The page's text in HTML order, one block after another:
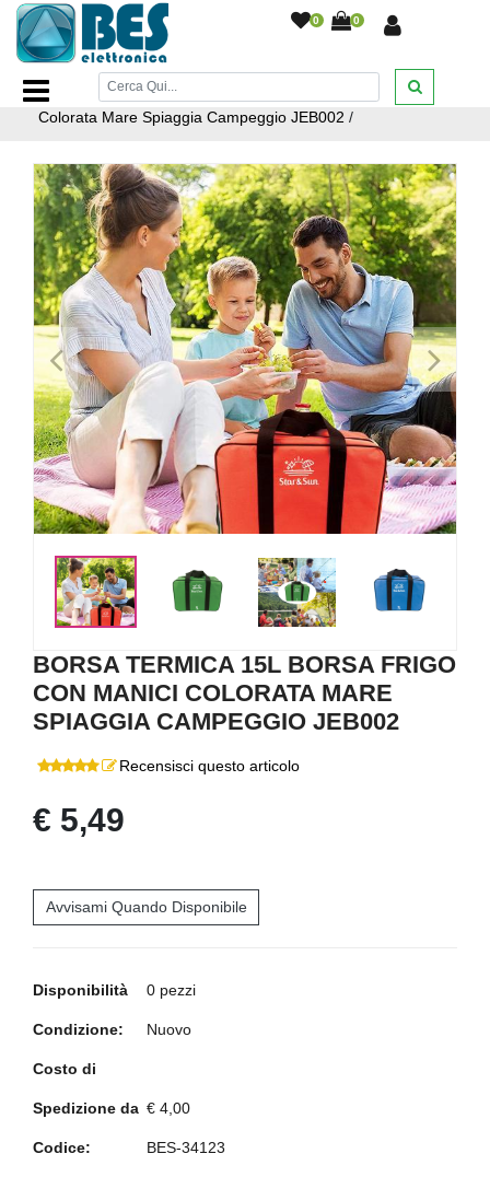
0 0
Home Page/SPORT E ARTICOLI DA VIAGGIO
Articoli da
viaggio
Borsa Termica 15L Borsa Frigo Con Manici
Colorata Mare Spiaggia Campeggio JEB002 /
< >
BORSA TERMICA 15L BORSA FRIGO
CON MANICI COLORATA MARE
SPIAGGIA CAMPEGGIO JEB002
Recensisci questo articolo
€ 5,49
Avvisami Quando Disponibile
Disponibilità 0 pezzi
Condizione: Nuovo
Costo di
Spedizione da € 4,00
Codice: BES-34123